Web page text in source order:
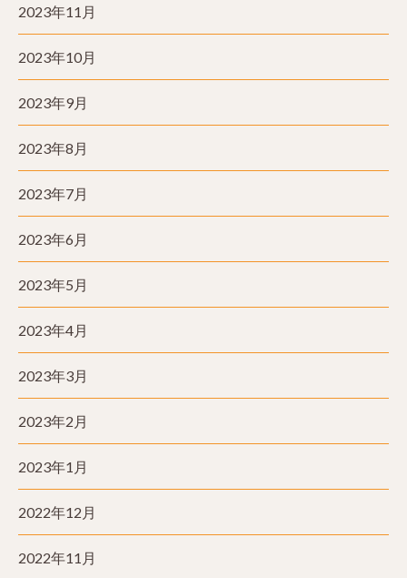
2023年11月
2023年10月
2023年9月
2023年8月
2023年7月
2023年6月
2023年5月
2023年4月
2023年3月
2023年2月
2023年1月
2022年12月
2022年11月